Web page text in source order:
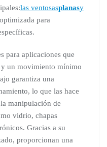
las ventosasplanasy
para
para aplicaciones que
un movimiento mínimo
garantiza una
lo que las hace
manipulación de
vidrio, chapas
Gracias a su
proporcionan una